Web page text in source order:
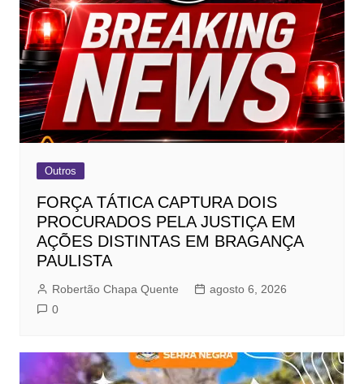
Outros
FORÇA TÁTICA CAPTURA DOIS
PROCURADOS PELA JUSTIÇA EM
AÇÕES DISTINTAS EM BRAGANÇA
PAULISTA
Robertão Chapa Quente
agosto 6, 2026
0